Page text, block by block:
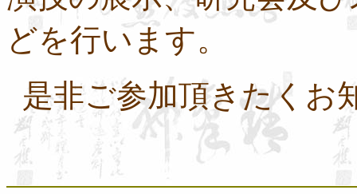
どを行います。
是非ご参加頂きたくお